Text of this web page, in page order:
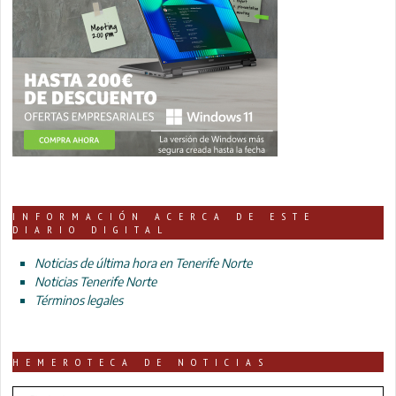
INFORMACIÓN ACERCA DE ESTE
DIARIO DIGITAL
Noticias de última hora en Tenerife Norte
Noticias Tenerife Norte
Términos legales
HEMEROTECA DE NOTICIAS